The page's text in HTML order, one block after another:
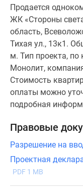
Продается
ЖК «Стороны
область,
Тихая ул., 13к1.
м. Тип проекта,
Монолит,
Стоимость
оплаты можно
подробная
Правовые
Разрешение на
Проектная
PDF 1 MB